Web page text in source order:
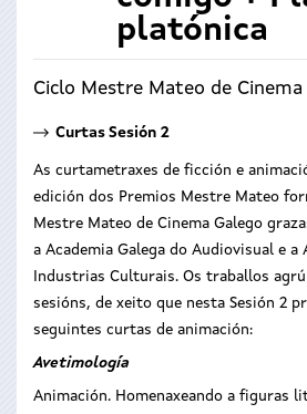
platónica
Ciclo Mestre Mateo de Cinema
Curtas Sesión 2
As curtametraxes de ficción e
edición dos Premios Mestre Mateo
Mestre Mateo de Cinema Galego
a Academia Galega do Audiovisual e a
Industrias Culturais. Os traballos
sesións, de xeito que nesta Sesión 2
seguintes curtas de animación:
Avetimología
Animación. Homenaxeando a figuras